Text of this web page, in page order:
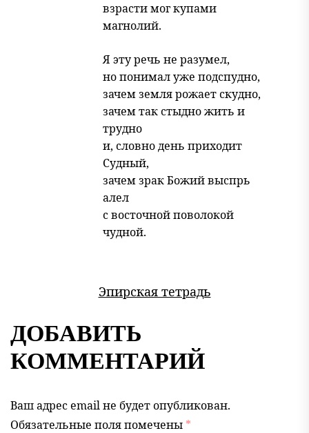
взрасти мог купами
магнолий.
Я эту речь не разумел,
но понимал уже подспудно,
зачем земля рожает скудно,
зачем так стыдно жить и
трудно
и, словно день приходит
Судный,
зачем зрак Божий выспрь
алел
с восточной поволокой
чудной.
Эпирская тетрадь
ДОБАВИТЬ
КОММЕНТАРИЙ
Ваш адрес email не будет опубликован.
Обязательные поля помечены *